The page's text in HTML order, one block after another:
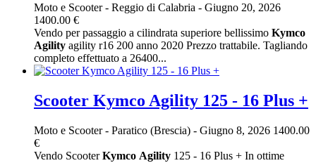
Moto e Scooter- Reggio di Calabria - Giugno 20, 2026
1400.00 €
Vendo per passaggio a cilindrata superiore bellissimo Kymco
Agility agility r16 200 anno 2020 Prezzo trattabile. Tagliando
completo effettuato a 26400...
Scooter Kymco Agility 125 - 16 Plus +
Moto e Scooter- Paratico (Brescia) - Giugno 8, 2026 1400.00
€
Vendo ScooterKymco Agility 125 - 16 Plus + In ottime